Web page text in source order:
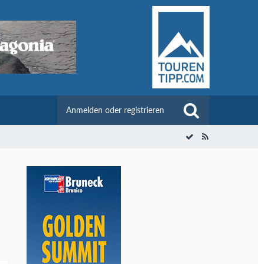
Anmelden oder registrieren